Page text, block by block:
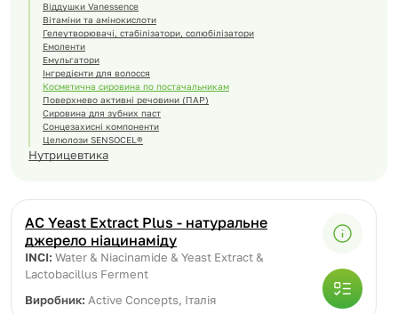
Віддушки Vanessence
Вітаміни та амінокислоти
Гелеутворювачі, стабілізатори, солюбілізатори
Емоленти
Емульгатори
Інгредієнти для волосся
Косметична сировина по постачальникам
Поверхнево активні речовини (ПАР)
Сировина для зубних паст
Сонцезахисні компоненти
Целюлози SENSOCEL®
Нутрицевтика
AC Yeast Extract Plus - натуральне
джерело ніацинаміду
INCI: Water & Niacinamide & Yeast Extract &
Lactobacillus Ferment
Виробник: Active Conсepts, Італія